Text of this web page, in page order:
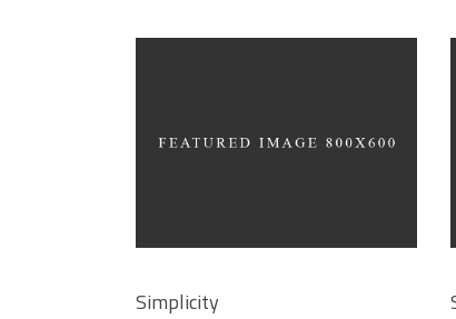
Simplicity